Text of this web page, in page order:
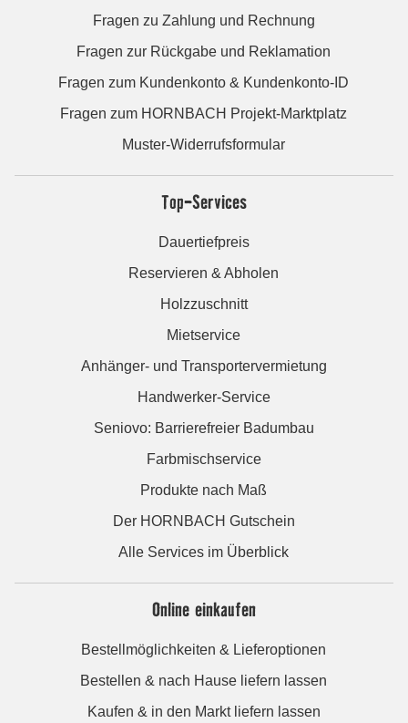
Fragen zu Zahlung und Rechnung
Fragen zur Rückgabe und Reklamation
Fragen zum Kundenkonto & Kundenkonto-ID
Fragen zum HORNBACH Projekt-Marktplatz
Muster-Widerrufsformular
Top-Services
Dauertiefpreis
Reservieren & Abholen
Holzzuschnitt
Mietservice
Anhänger- und Transportervermietung
Handwerker-Service
Seniovo: Barrierefreier Badumbau
Farbmischservice
Produkte nach Maß
Der HORNBACH Gutschein
Alle Services im Überblick
Online einkaufen
Bestellmöglichkeiten & Lieferoptionen
Bestellen & nach Hause liefern lassen
Kaufen & in den Markt liefern lassen